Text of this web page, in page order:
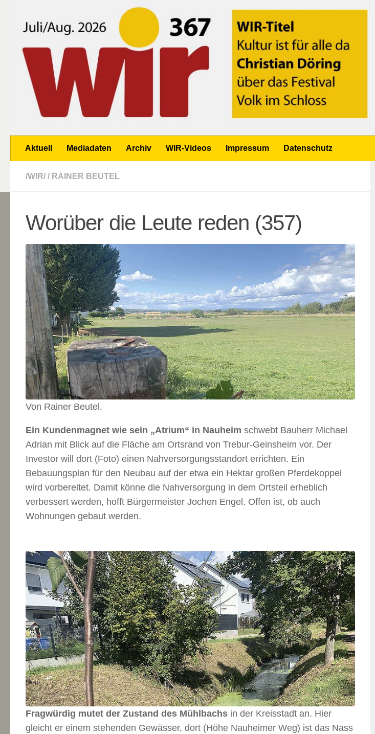
Aktuell Mediadaten Archiv WIR-Videos Impressum Datenschutz
/WIR/ / RAINER BEUTEL
Worüber die Leute reden (357)
Von Rainer Beutel.
Ein Kundenmagnet wie sein „Atrium“ in Nauheim schwebt Bauherr Michael
Adrian mit Blick auf die Fläche am Ortsrand von Trebur-Geinsheim vor. Der
Investor will dort (Foto) einen Nahversorgungsstandort errichten. Ein
Bebauungsplan für den Neubau auf der etwa ein Hektar großen Pferdekoppel
wird vorbereitet. Damit könne die Nahversorgung in dem Ortsteil erheblich
verbessert werden, hofft Bürgermeister Jochen Engel. Offen ist, ob auch
Wohnungen gebaut werden.
Fragwürdig mutet der Zustand des Mühlbachs in der Kreisstadt an. Hier
gleicht er einem stehenden Gewässer, dort (Höhe Nauheimer Weg) ist das Nass